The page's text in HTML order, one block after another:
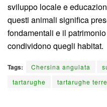
sviluppo locale e
questi animali significa
fondamentali e il
condividono quegli habitat.
Tags: Chersina angulata
tartarughe
tartarughe